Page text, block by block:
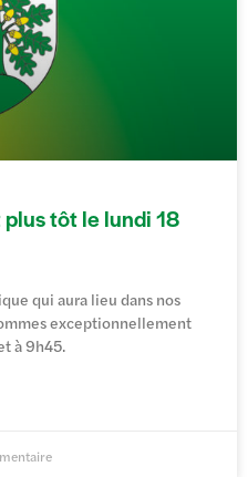
tôt le lundi 18
qui aura lieu dans nos
exceptionnellement
à 9h45.